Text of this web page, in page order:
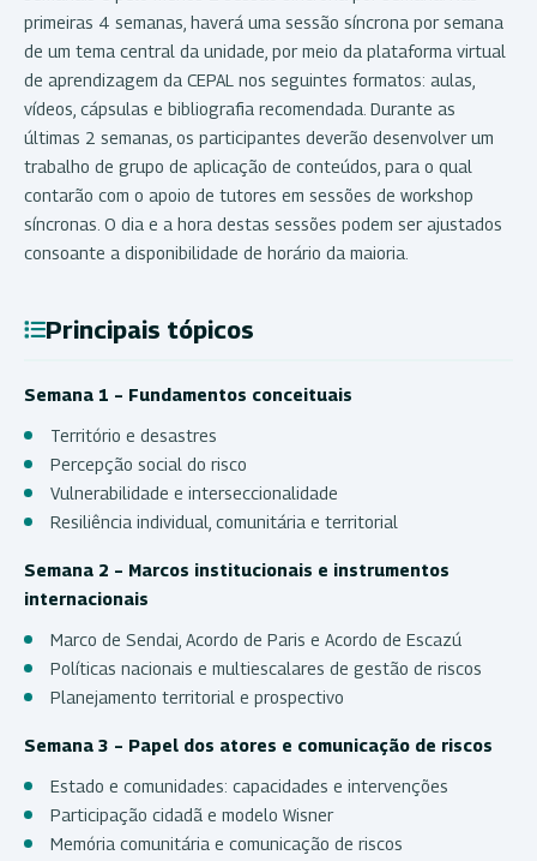
primeiras 4 semanas, haverá uma sessão síncrona por semana
de um tema central da unidade, por meio da plataforma virtual
de aprendizagem da CEPAL nos seguintes formatos: aulas,
vídeos, cápsulas e bibliografia recomendada. Durante as
últimas 2 semanas, os participantes deverão desenvolver um
trabalho de grupo de aplicação de conteúdos, para o qual
contarão com o apoio de tutores em sessões de workshop
síncronas. O dia e a hora destas sessões podem ser ajustados
consoante a disponibilidade de horário da maioria.
Principais tópicos
Semana 1 – Fundamentos conceituais
Território e desastres
Percepção social do risco
Vulnerabilidade e interseccionalidade
Resiliência individual, comunitária e territorial
Semana 2 – Marcos institucionais e instrumentos
internacionais
Marco de Sendai, Acordo de Paris e Acordo de Escazú
Políticas nacionais e multiescalares de gestão de riscos
Planejamento territorial e prospectivo
Semana 3 – Papel dos atores e comunicação de riscos
Estado e comunidades: capacidades e intervenções
Participação cidadã e modelo Wisner
Memória comunitária e comunicação de riscos